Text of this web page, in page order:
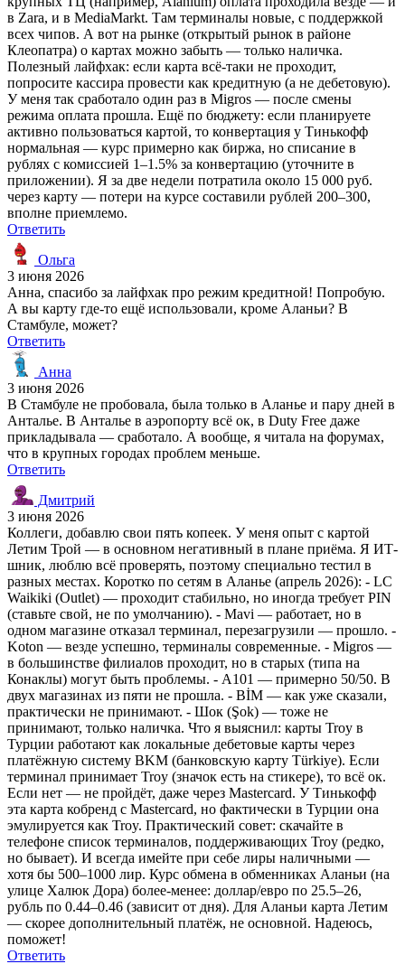
в Zara, и в MediaMarkt. Там терминалы новые, с поддержкой
всех чипов. А вот на рынке (открытый рынок в районе
Клеопатра) о картах можно забыть — только наличка.
Полезный лайфхак: если карта всё-таки не проходит,
попросите кассира провести как кредитную (а не дебетовую).
У меня так сработало один раз в Migros — после смены
режима оплата прошла. Ещё по бюджету: если планируете
активно пользоваться картой, то конвертация у Тинькофф
нормальная — курс примерно как биржа, но списание в
рублях с комиссией 1–1.5% за конвертацию (уточните в
приложении). Я за две недели потратила около 15 000 руб.
через карту — потери на курсе составили рублей 200–300,
вполне приемлемо.
Ответить
Ольга
3 июня 2026
Анна, спасибо за лайфхак про режим кредитной! Попробую.
А вы карту где-то ещё использовали, кроме Аланьи? В
Стамбуле, может?
Ответить
Анна
3 июня 2026
В Стамбуле не пробовала, была только в Аланье и пару дней в
Анталье. В Анталье в аэропорту всё ок, в Duty Free даже
прикладывала — сработало. А вообще, я читала на форумах,
что в крупных городах проблем меньше.
Ответить
Дмитрий
3 июня 2026
Коллеги, добавлю свои пять копеек. У меня опыт с картой
Летим Трой — в основном негативный в плане приёма. Я ИТ-
шник, люблю всё проверять, поэтому специально тестил в
разных местах. Коротко по сетям в Аланье (апрель 2026): - LC
Waikiki (Outlet) — проходит стабильно, но иногда требует PIN
(ставьте свой, не по умолчанию). - Mavi — работает, но в
одном магазине отказал терминал, перезагрузили — прошло. -
Koton — везде успешно, терминалы современные. - Migros —
в большинстве филиалов проходит, но в старых (типа на
Конаклы) могут быть проблемы. - A101 — примерно 50/50. В
двух магазинах из пяти не прошла. - BİM — как уже сказали,
практически не принимают. - Шок (Şok) — тоже не
принимают, только наличка. Что я выяснил: карты Troy в
Турции работают как локальные дебетовые карты через
платёжную систему BKM (банковскую карту Türkiye). Если
терминал принимает Troy (значок есть на стикере), то всё ок.
Если нет — не пройдёт, даже через Mastercard. У Тинькофф
эта карта кобренд с Mastercard, но фактически в Турции она
эмулируется как Troy. Практический совет: скачайте в
телефоне список терминалов, поддерживающих Troy (редко,
но бывает). И всегда имейте при себе лиры наличными —
хотя бы 500–1000 лир. Курс обмена в обменниках Аланьи (на
улице Халюк Дора) более-менее: доллар/евро по 25.5–26,
рубль по 0.44–0.46 (зависит от дня). Для Аланьи карта Летим
— скорее дополнительный платёж, не основной. Надеюсь,
поможет!
Ответить